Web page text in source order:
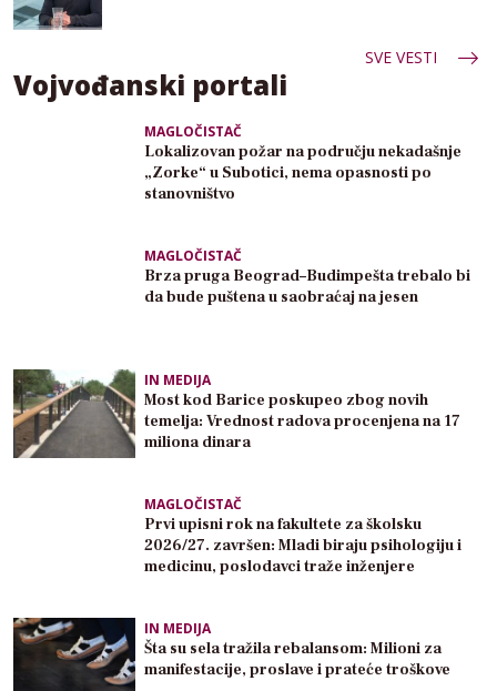
SVE VESTI
Vojvođanski portali
MAGLOČISTAČ
Lokalizovan požar na području nekadašnje
„Zorke“ u Subotici, nema opasnosti po
stanovništvo
MAGLOČISTAČ
Brza pruga Beograd–Budimpešta trebalo bi
da bude puštena u saobraćaj na jesen
IN MEDIJA
Most kod Barice poskupeo zbog novih
temelja: Vrednost radova procenjena na 17
miliona dinara
MAGLOČISTAČ
Prvi upisni rok na fakultete za školsku
2026/27. završen: Mladi biraju psihologiju i
medicinu, poslodavci traže inženjere
IN MEDIJA
Šta su sela tražila rebalansom: Milioni za
manifestacije, proslave i prateće troškove